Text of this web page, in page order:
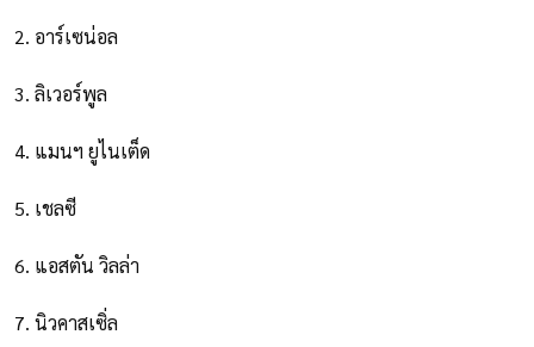
2. อาร์เซน่อล
3. ลิเวอร์พูล
4. แมนฯ ยูไนเต็ด
5. เชลซี
6. แอสตัน วิลล่า
7. นิวคาสเซิ่ล